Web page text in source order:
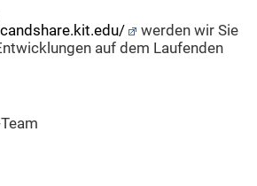
werden wir Sie
auf dem Laufenden